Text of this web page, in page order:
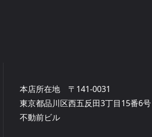
本店所在地 〒141-0031
東京都品川区西五反田3丁目15番6
不動前ビル